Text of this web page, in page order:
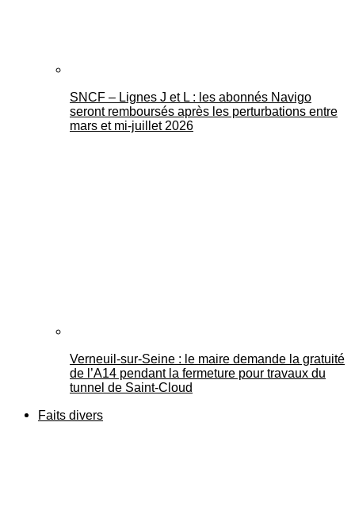
SNCF – Lignes J et L : les abonnés Navigo
seront remboursés après les perturbations entre
mars et mi-juillet 2026
Verneuil-sur-Seine : le maire demande la gratuité
de l’A14 pendant la fermeture pour travaux du
tunnel de Saint-Cloud
Faits divers